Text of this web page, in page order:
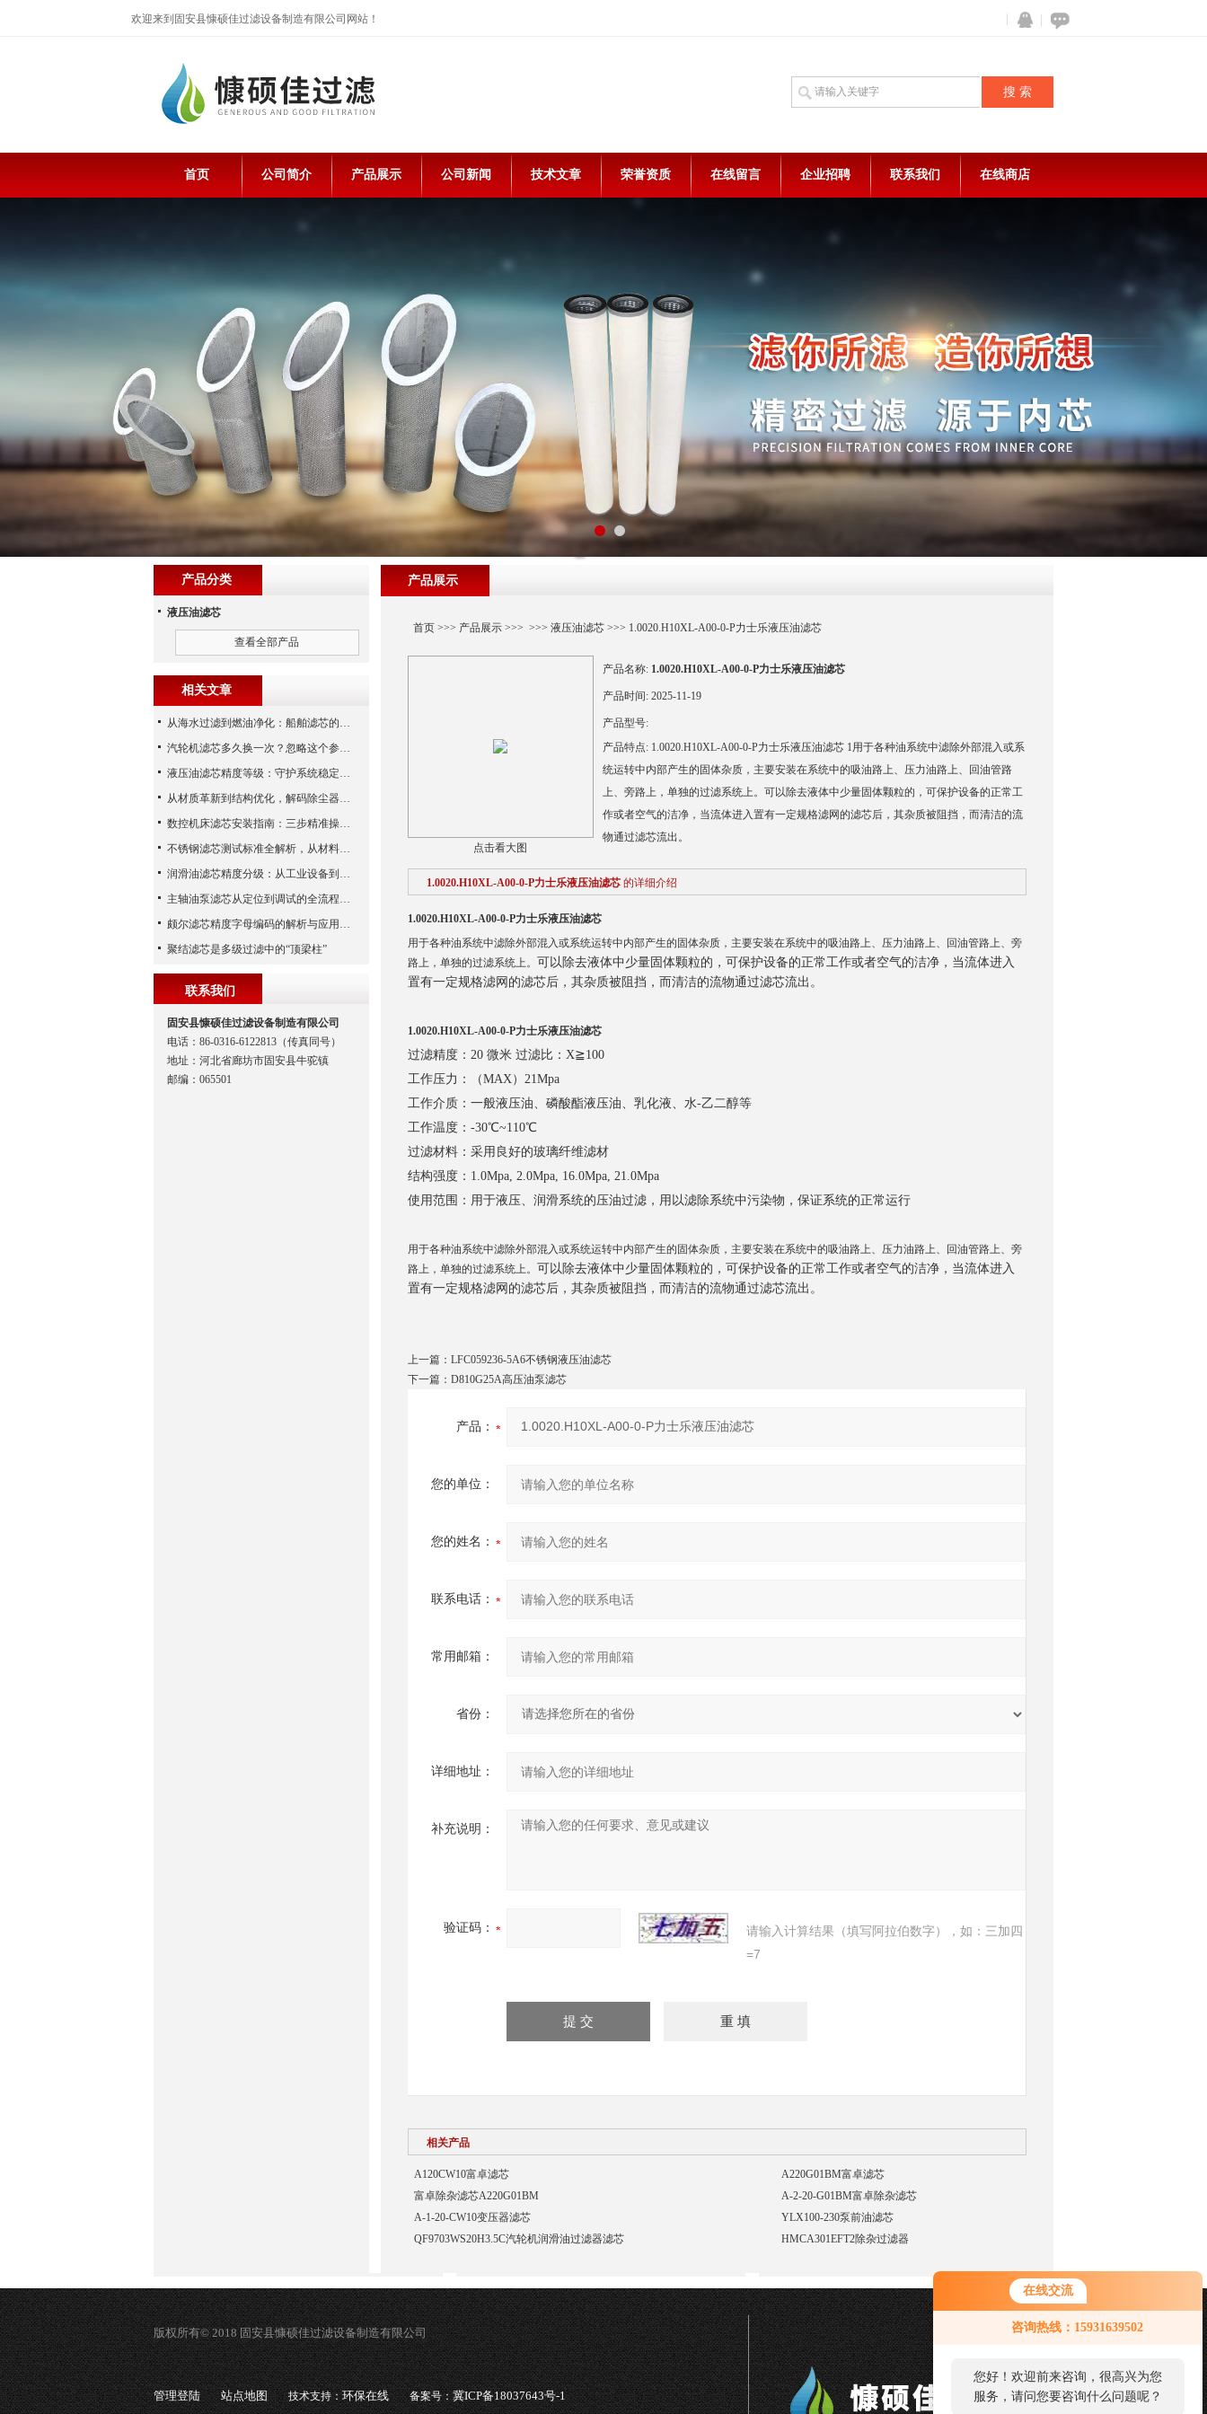
在线交流
咨询热线：15931639502
您好！欢迎前来咨询，很高兴为您
服务，请问您要咨询什么问题呢？
欢迎来到固安县慷硕佳过滤设备制造有限公司网站！
在线咨
QQ
首页 公司简介 产品展示 公司新闻 技术文章 荣誉资质 在线留言 企业招聘 联系我们 在线商店
产品展示
首页>>> 产品展示>>> >>> 液压油滤芯>>> 1.0020.H10XL-A00-0-P力士乐液压油滤芯
点击看大图
产品名称: 1.0020.H10XL-A00-0-P力士乐液压油滤芯
产品时间: 2025-11-19
产品型号:
产品特点: 1.0020.H10XL-A00-0-P力士乐液压油滤芯 1用于各种油系统中滤除外部混入或系
统运转中内部产生的固体杂质，主要安装在系统中的吸油路上、压力油路上、回油管路
上、旁路上，单独的过滤系统上。可以除去液体中少量固体颗粒的，可保护设备的正常工
作或者空气的洁净，当流体进入置有一定规格滤网的滤芯后，其杂质被阻挡，而清洁的流
物通过滤芯流出。
1.0020.H10XL-A00-0-P力士乐液压油滤芯 的详细介绍
1.0020.H10XL-A00-0-P力士乐液压油滤芯
用于各种油系统中滤除外部混入或系统运转中内部产生的固体杂质，主要安装在系统中的吸油路上、压力油路上、回油管路上、旁
路上，单独的过滤系统上。 可以除去液体中少量固体颗粒的，可保护设备的正常工作或者空气的洁净，当流体进入
置有一定规格滤网的滤芯后，其杂质被阻挡，而清洁的流物通过滤芯流出 。
1.0020.H10XL-A00-0-P力士乐液压油滤芯
过滤精度：20 微米 过滤比：X≧100
工作压力：（MAX）21Mpa
工作介质：一般液压油、磷酸酯液压油、乳化液、水-乙二醇等
工作温度：-30℃~110℃
过滤材料：采用良好的玻璃纤维滤材
结构强度：1.0Mpa, 2.0Mpa, 16.0Mpa, 21.0Mpa
使用范围：用于液压、润滑系统的压油过滤，用以滤除系统中污染物，保证系统的正常运行
用于各种油系统中滤除外部混入或系统运转中内部产生的固体杂质，主要安装在系统中的吸油路上、压力油路上、回油管路上、旁
路上，单独的过滤系统上。 可以除去液体中少量固体颗粒的，可保护设备的正常工作或者空气的洁净，当流体进入
置有一定规格滤网的滤芯后，其杂质被阻挡，而清洁的流物通过滤芯流出 。
上一篇： LFC059236-5A6不锈钢液压油滤芯
下一篇： D810G25A高压油泵滤芯
产品：
您的单位：
您的姓名：
联系电话：
常用邮箱：
省份：
详细地址：
补充说明：
验证码：
请输入计算结果（填写阿拉伯数字），如：三加四
=7
相关产品
A120CW10富卓滤芯
A220G01BM富卓滤芯
富卓除杂滤芯A220G01BM
A-2-20-G01BM富卓除杂滤芯
A-1-20-CW10变压器滤芯
YLX100-230泵前油滤芯
QF9703WS20H3.5C汽轮机润滑油过滤器滤芯
HMCA301EFT2除杂过滤器
产品分类
液压油滤芯
查看全部产品
相关文章
从海水过滤到燃油净化：船舶滤芯的多场景应用解析
汽轮机滤芯多久换一次？忽略这个参数，机组非停损失可能上百万！
液压油滤芯精度等级：守护系统稳定与寿命的“微米标尺”
从材质革新到结构优化，解码除尘器滤芯性能跃升的核心逻辑
数控机床滤芯安装指南：三步精准操作，杜绝设备“亚健康”
不锈钢滤芯测试标准全解析，从材料性能到应用场景的严苛验证
润滑油滤芯精度分级：从工业设备到精密系统的过滤密码
主轴油泵滤芯从定位到调试的全流程解析
颇尔滤芯精度字母编码的解析与应用指南
聚结滤芯是多级过滤中的“顶梁柱”
联系我们
固安县慷硕佳过滤设备制造有限公司
电话：86-0316-6122813（传真同号）
地址：河北省廊坊市固安县牛驼镇
邮编：065501
版权所有© 2018 固安县慷硕佳过滤设备制造有限公司
管理登陆 站点地图 技术支持：环保在线 备案号：冀ICP备18037643号-1